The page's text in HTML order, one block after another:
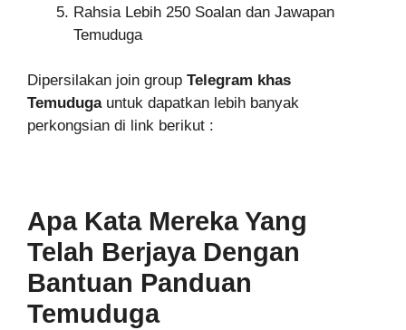
Rahsia Lebih 250 Soalan dan Jawapan
Temuduga
Dipersilakan join group Telegram khas
Temudugauntuk dapatkan lebih banyak
perkongsian di link berikut :
Apa Kata Mereka Yang
Telah Berjaya Dengan
Bantuan Panduan
Temuduga